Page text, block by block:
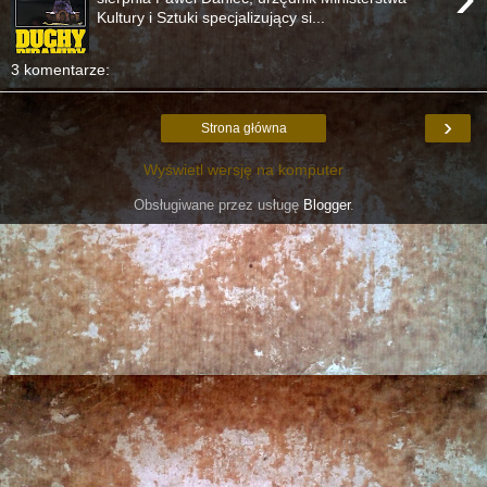
Kultury i Sztuki specjalizujący si...
3 komentarze:
›
Strona główna
Wyświetl wersję na komputer
Obsługiwane przez usługę Blogger.